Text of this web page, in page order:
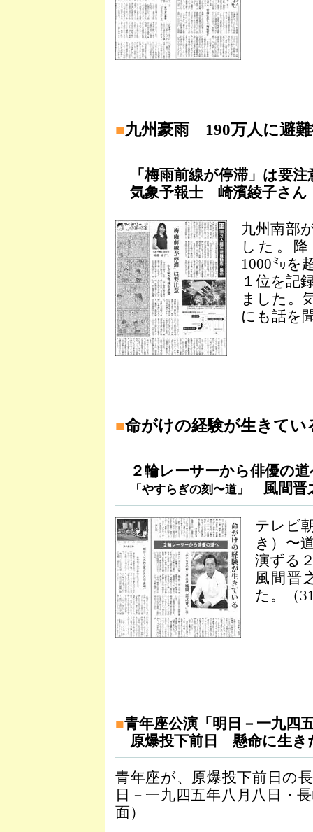
■九州豪雨 190万人に避
「梅雨前線が停滞」は要注
気象予報士 崎濱綾子さん
九州南部
した。
1000㍉を
１位を記
ました。
にも話を
■命がけの経験が生きてい
２輪レーサーから俳優の道
「やすらぎの刻〜道」 風間晋
テレビ
き）〜
演ずる
風間晋
た。（
■青年座公演「明日－一九四
原爆投下前日 懸命に生き
青年座が、原爆投下前日の
日－一九四五年八月八日・
面）